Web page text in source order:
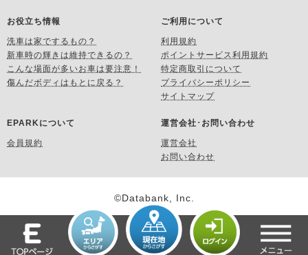
お役立ち情報
洗車は家でするもの？
新車時の輝きは維持できるの？
こんな場面が多いお車は要注意！
傷んだボディはもとに戻る？
ご利用について
利用規約
ポイントサービス利用規約
特定商取引について
プライバシーポリシー
サイトマップ
EPARKについて
会員規約
運営会社･お問い合わせ
運営会社
お問い合わせ
©Databank, Inc.